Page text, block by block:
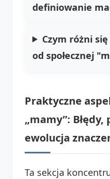
definiowanie
Czym różni
od społecznej
Praktyczne
„mamy”:
ewolucja
Ta sekcja